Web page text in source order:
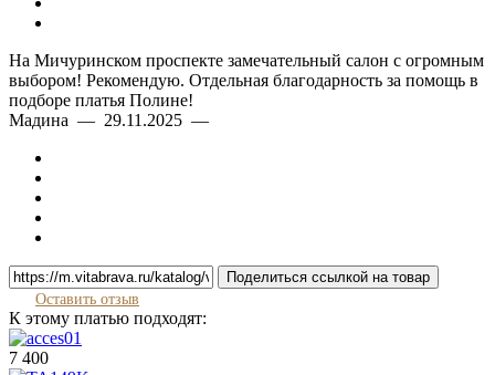
На Мичуринском проспекте замечательный салон с огромным
выбором! Рекомендую. Отдельная благодарность за помощь в
подборе платья Полине!
Мадина — 29.11.2025 —
Поделиться ссылкой на товар
Оставить отзыв
К этому платью подходят:
7 400